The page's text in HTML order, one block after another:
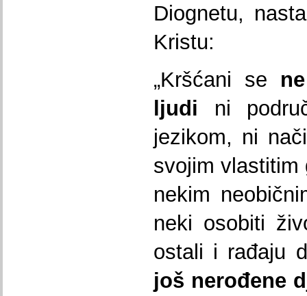
Diognetu,
Kristu:
„Kršćani se ne
ljudi ni
jezikom, ni
svojim vlastitim
nekim
neki osobiti
ostali i rađaju
još nerođene